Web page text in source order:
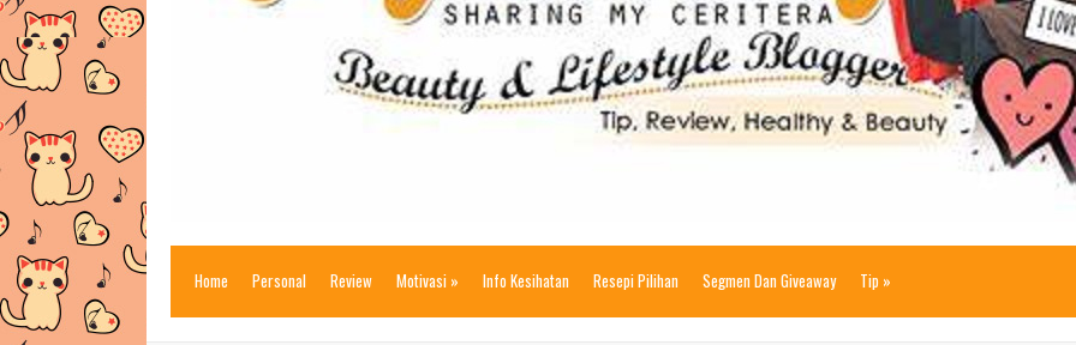
Home Personal Review Motivasi » Info Kesihatan Resepi Pilihan Segmen Dan Giveaway Tip »